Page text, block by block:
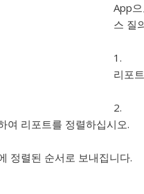
App
스 질
리포
여 리포트를 정렬하십시오.
정렬된 순서로 보내집니다.